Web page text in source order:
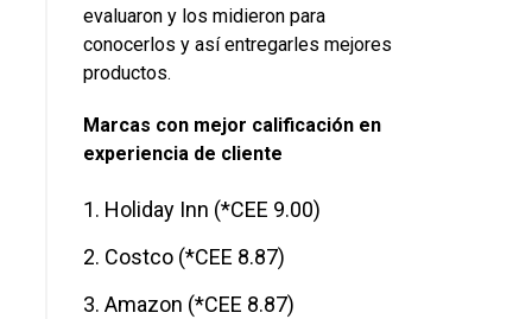
evaluaron y los midieron para
conocerlos y así entregarles mejores
productos.
Marcas con mejor calificación en
experiencia de cliente
Holiday Inn (*CEE 9.00)
Costco (*CEE 8.87)
Amazon (*CEE 8.87)